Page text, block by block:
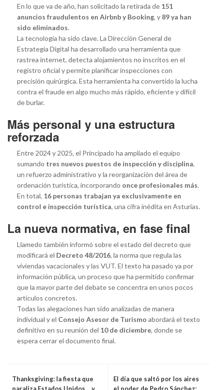
En lo que va de año, han solicitado la retirada de 151
anuncios fraudulentos en Airbnb y Booking, y 89 ya han
sido eliminados.
La tecnología ha sido clave. La Dirección General de
Estrategia Digital ha desarrollado una herramienta que
rastrea internet, detecta alojamientos no inscritos en el
registro oficial y permite planificar inspecciones con
precisión quirúrgica. Esta herramienta ha convertido la lucha
contra el fraude en algo mucho más rápido, eficiente y difícil
de burlar.
Más personal y una estructura
reforzada
Entre 2024 y 2025, el Principado ha ampliado el equipo
sumando tres nuevos puestos de inspección y disciplina,
un refuerzo administrativo y la reorganización del área de
ordenación turística, incorporando once profesionales más.
En total, 16 personas trabajan ya exclusivamente en
control e inspección turística, una cifra inédita en Asturias.
La nueva normativa, en fase final
Llamedo también informó sobre el estado del decreto que
modificará el Decreto 48/2016, la norma que regula las
viviendas vacacionales y las VUT. El texto ha pasado ya por
información pública, un proceso que ha permitido confirmar
que la mayor parte del debate se concentra en unos pocos
artículos concretos.
Todas las alegaciones han sido analizadas de manera
individual y el Consejo Asesor de Turismo abordará el texto
definitivo en su reunión del 10 de diciembre, donde se
espera cerrar el documento final.
Thanksgiving: la fiesta que
El día que saltó por los aires